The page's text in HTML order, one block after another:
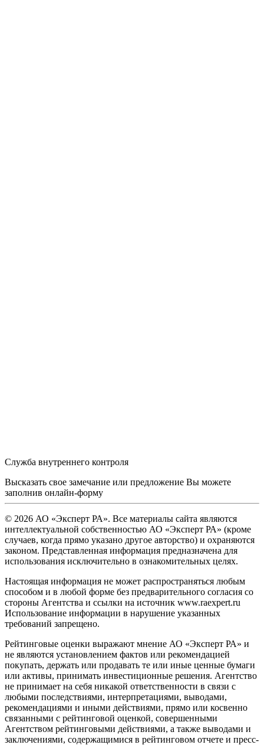
Служба внутреннего контроля
Высказать свое замечание или предложение Вы можете
заполнив онлайн-форму
© 2026 АО «Эксперт РА». Все материалы сайта являются
интеллектуальной собственностью АО «Эксперт РА» (кроме
случаев, когда прямо указано другое авторство) и охраняются
законом. Представленная информация предназначена для
использования исключительно в ознакомительных целях.
Настоящая информация не может распространяться любым
способом и в любой форме без предварительного согласия со
стороны Агентства и ссылки на источник www.raexpert.ru
Использование информации в нарушение указанных
требований запрещено.
Рейтинговые оценки выражают мнение АО «Эксперт РА» и
не являются установлением фактов или рекомендацией
покупать, держать или продавать те или иные ценные бумаги
или активы, принимать инвестиционные решения. Агентство
не принимает на себя никакой ответственности в связи с
любыми последствиями, интерпретациями, выводами,
рекомендациями и иными действиями, прямо или косвенно
связанными с рейтинговой оценкой, совершенными
Агентством рейтинговыми действиями, а также выводами и
заключениями, содержащимися в рейтинговом отчете и пресс-